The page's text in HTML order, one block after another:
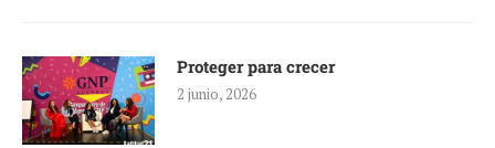
Proteger para crecer
2 junio, 2026